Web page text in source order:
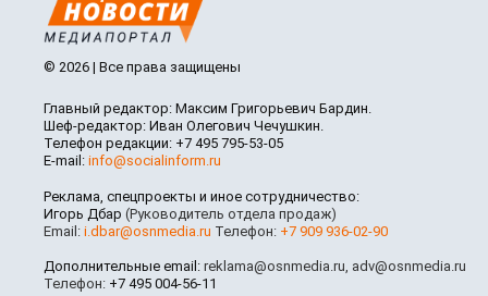
© 2026 | Все права защищены
Главный редактор: Максим Григорьевич Бардин.
Шеф-редактор: Иван Олегович Чечушкин.
Телефон редакции: +7 495 795-53-05
E-mail: info@socialinform.ru
Реклама, спецпроекты и иное сотрудничество:
Игорь Дбар (Руководитель отдела продаж)
Email: i.dbar@osnmedia.ru Телефон: +7 909 936-02-90
Дополнительные email: reklama@osnmedia.ru, adv@osnmedia.ru
Телефон: +7 495 004-56-11